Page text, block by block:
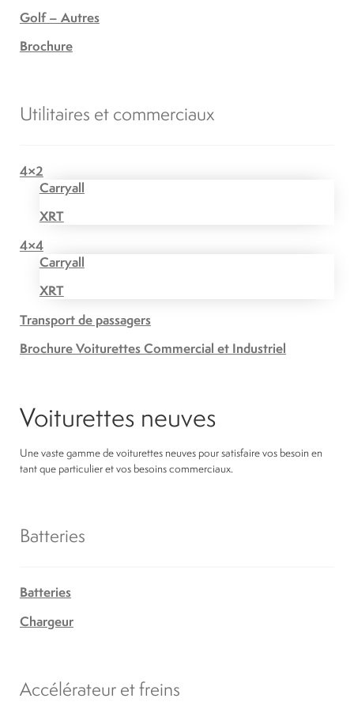
Golf – Autres
Brochure
Utilitaires et commerciaux
4×2
Carryall
XRT
4×4
Carryall
XRT
Transport de passagers
Brochure Voiturettes Commercial et Industriel
Voiturettes neuves
Une vaste gamme de voiturettes neuves pour satisfaire vos besoin en
tant que particulier et vos besoins commerciaux.
Batteries
Batteries
Chargeur
Accélérateur et freins